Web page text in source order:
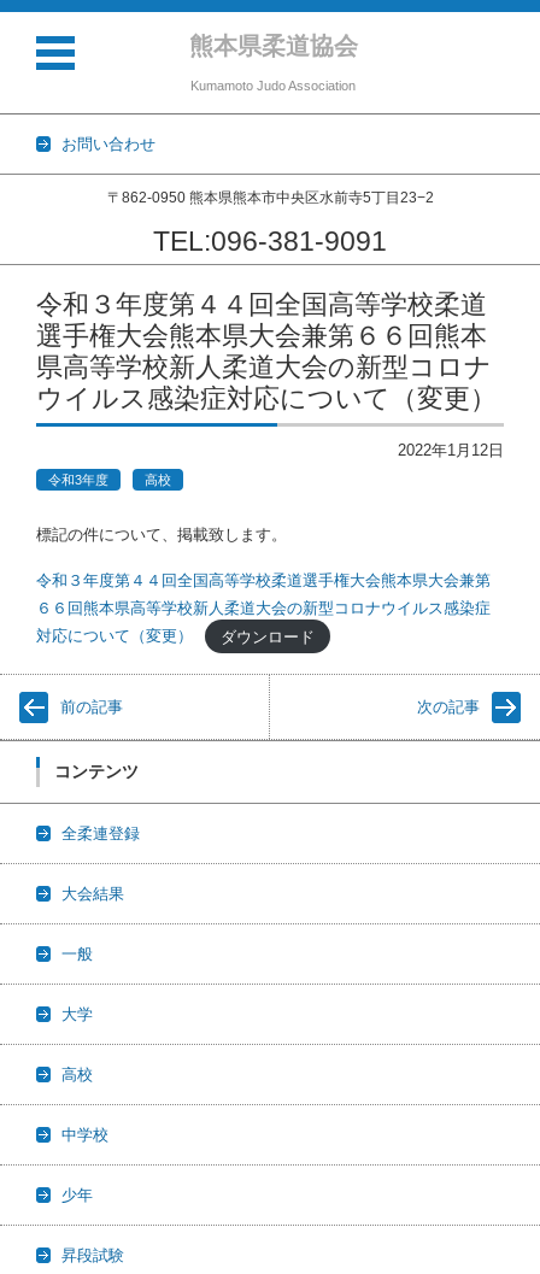
熊本県柔道協会
Kumamoto Judo Association
お問い合わせ
〒862-0950 熊本県熊本市中央区水前寺5丁目23−2
TEL:096-381-9091
コンテンツに移動
令和３年度第４４回全国高等学校柔道
選手権大会熊本県大会兼第６６回熊本
県高等学校新人柔道大会の新型コロナ
ウイルス感染症対応について（変更）
2022年1月12日
令和3年度 高校
標記の件について、掲載致します。
令和３年度第４４回全国高等学校柔道選手権大会熊本県大会兼第
６６回熊本県高等学校新人柔道大会の新型コロナウイルス感染症
対応について（変更）
ダウンロード
前の記事 次の記事
コンテンツ
全柔連登録
大会結果
一般
大学
高校
中学校
少年
昇段試験